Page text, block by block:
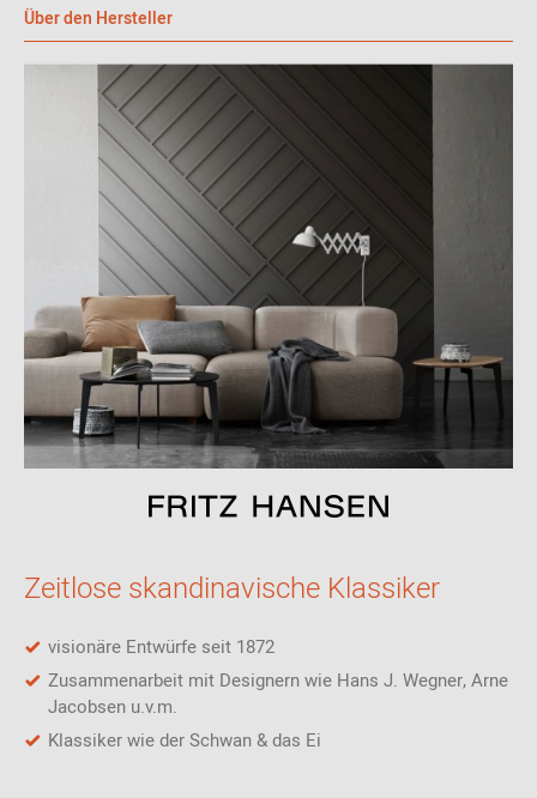
Fiord: 92% Schurwolle (gekämmt), 8% Nylon
Steelcut Trio: 90% Schurwolle (gekämmt), 10% Nylon
Grace: Natürliches, chromgegerbtes Anilinleder, vollnarbig,
mit leichter Struktur und leichter Imprägnierung. Wird bei
Gebrauch heller und bekommt Patina. Stärke ca. 1,4 - 1,6
mm.
Embrace: Leder
Rustik: Natürlich gegerbtes, völlig chromfreies Anilinleder
ohne Schutzlack mit leichter Imprägnierung und sichtbaren
Naturmerkmalen. Wird bei Gebrauch heller und bekommt
Patina. Stärke 1,2 - 1,4 mm.
Natural: Natürlich gegerbtes, völlig chromfreies Anilinleder
ohne Schutzlack mit leichter Imprägnierung und sichtbaren
Naturmerkmalen. Wird bei Gebrauch heller und bekommt
Patina. Stärke 1,2 - 1,4 mm.
Über den Hersteller
Zeitlose skandinavische Klassiker
visionäre Entwürfe seit 1872
Zusammenarbeit mit Designern wie Hans J. Wegner, Arne
Jacobsen u.v.m.
Klassiker wie der Schwan & das Ei